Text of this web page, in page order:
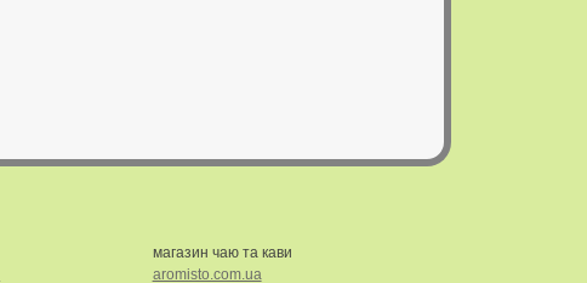
магазин чаю та кави
aromisto.com.ua